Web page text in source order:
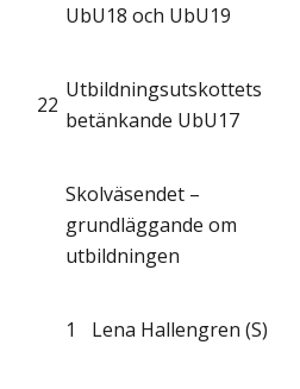
UbU18 och UbU19
22
Utbildningsutskottets
betänkande UbU17
Skolväsendet –
grundläggande om
utbildningen
1 Lena Hallengren (S)